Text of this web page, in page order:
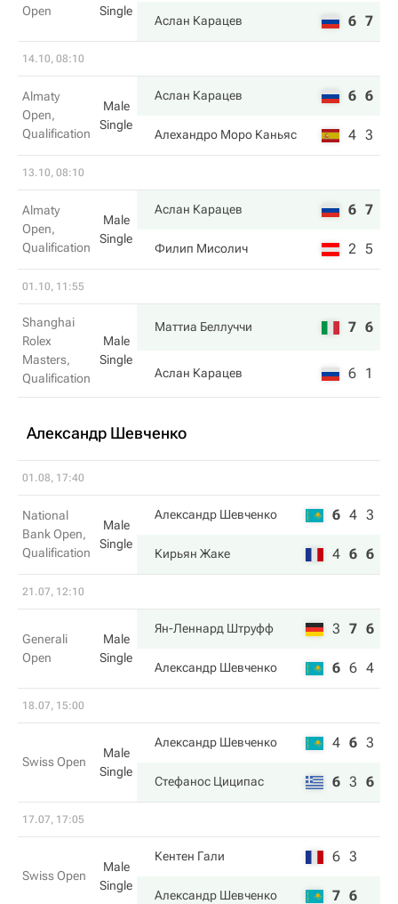
Open
Single
Аслан Карацев 6 7
14.10, 08:10
Almaty
Open,
Qualification
Male
Single
Аслан Карацев 6 6
Алехандро Моро Каньяс 4 3
13.10, 08:10
Almaty
Open,
Qualification
Male
Single
Аслан Карацев 6 7
Филип Мисолич 2 5
01.10, 11:55
Shanghai
Rolex
Masters,
Qualification
Male
Single
Маттиа Беллуччи 7 6
Аслан Карацев 6 1
Александр Шевченко
01.08, 17:40
National
Bank Open,
Qualification
Male
Single
Александр Шевченко 6 4 3
Кирьян Жаке 4 6 6
21.07, 12:10
Generali
Open
Male
Single
Ян-Леннард Штруфф 3 7 6
Александр Шевченко 6 6 4
18.07, 15:00
Swiss Open
Male
Single
Александр Шевченко 4 6 3
Стефанос Циципас 6 3 6
17.07, 17:05
Swiss Open
Male
Single
Кентен Гали 6 3
Александр Шевченко 7 6